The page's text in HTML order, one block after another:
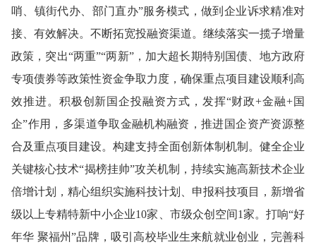
哨、镇街代办、部门直办”服务模式，做到企业诉求精准对
接、有效解决。 不断拓宽投融资渠道。 继续落实一揽子增量
政策，突出“两重”“两新”，加大超长期特别国债、地方政府
专项债券等政策性资金争取力度，确保重点项目建设顺利高
效推进。积极创新国企投融资方式，发挥“财政+金融+国
企”作用，多渠道争取金融机构融资，推进国企资产资源整
合及重点项目建设。 构建支持全面创新体制机制。 健全企业
关键核心技术“揭榜挂帅”攻关机制，持续实施高新技术企业
倍增计划，精心组织实施科技计划、申报科技项目，新增省
级以上专精特新中小企业10家、市级众创空间1家。打响“好
年华 聚福州”品牌，吸引高校毕业生来航就业创业，完善科